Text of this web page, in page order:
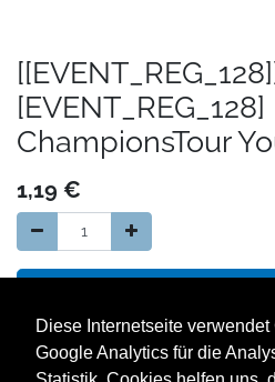
Diese Internetseite verwendet
Google Analytics für die
[EVENT_REG_128]
ChampionsTour
1,19 €
14 Tage Geld zurück Garantie